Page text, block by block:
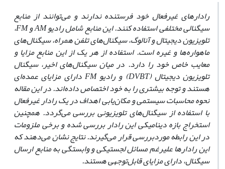
رادار‌های ‌غیر‌فعال خود فرستنده ندارند و می‌توانند از منابع
سیگنالی مختلفی استفاده کنند. این منابع شامل رادیوAMوFM،
تلویزیون دیجیتال و آنالوگ، سیگنال‌های تلفن همراه، سیگنال‌های
ماهواره‌ها و غیره است. استفاده از هر یک از این منابع مزایا و
معایب خاص خود را دارد. در میان سیگنال‌های اخیر، سیگنال
تلویزیون دیجیتال(DVBT) و رادیوFM دارای مزایای عمده‌ای
هستند و توجه بیشتری را به خود اختصاص داده‌اند. در این مقاله
نحوه محاسبات سیستمی و مکان‌یابی اهداف در یک رادار غیرفعال
با استفاده از سیگنال‌های تلویزیونی بررسی می‌گردد. همچنین
استخراج بازه دینامیکی این رادار بررسی شده و برخی ملزومات
در این رابطه موردبررسی قرار می‌گیرند. نتایج نشان می‌دهند که
این رادارها علیرغم مسائل لجستیکی و وابستگی به منابع ارسال
سیگنال، دارای مزایای قابل‌توجهی هستند.